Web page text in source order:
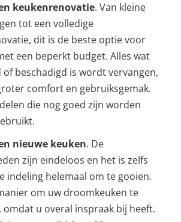
keukenrenovatie. Van kleine
tot een volledige
dit is de beste optie voor
een beperkt budget. Alles wat
beschadigd is wordt vervangen,
comfort en gebruiksgemak.
die nog goed zijn worden
nieuwe keuken. De
zijn eindeloos en het is zelfs
indeling helemaal om te gooien.
om uw droomkeuken te
omdat u overal inspraak bij heeft.